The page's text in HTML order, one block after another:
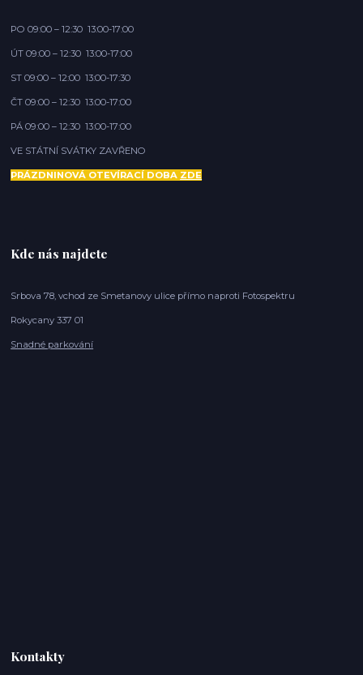
PO 09:00 – 12:30 13:00-17:00
ÚT 09:00 – 12:30 13:00-17:00
ST 09:00 – 12:00 13:00-17:30
ČT 09:00 – 12:30 13:00-17:00
PÁ 09:00 – 12:30 13:00-17:00
VE STÁTNÍ SVÁTKY ZAVŘENO
PRÁZDNINOVÁ OTEVÍRACÍ DOBA ZDE
Kde nás najdete
Srbova 78, vchod ze Smetanovy ulice přímo naproti Fotospektru
Rokycany 337 01
Snadné parkování
Kontakty